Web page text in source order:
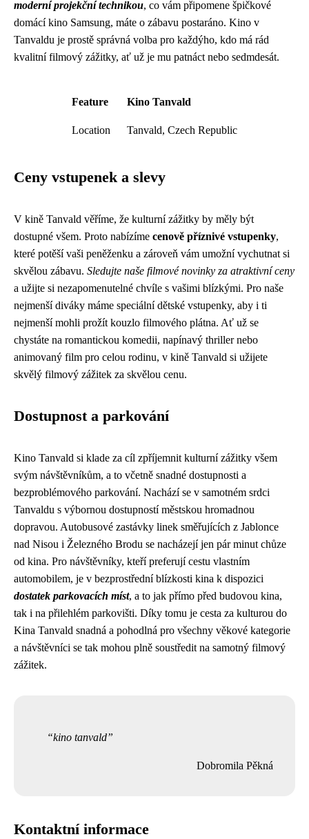
moderní projekční technikou, co vám připomene špičkové
domácí kino Samsung, máte o zábavu postaráno. Kino v
Tanvaldu je prostě správná volba pro každýho, kdo má rád
kvalitní filmový zážitky, ať už je mu patnáct nebo sedmdesát.
Feature Kino Tanvald
Location Tanvald, Czech Republic
Ceny vstupenek a slevy
V kině Tanvald věříme, že kulturní zážitky by měly být
dostupné všem. Proto nabízíme cenově příznivé vstupenky,
které potěší vaši peněženku a zároveň vám umožní vychutnat si
skvělou zábavu. Sledujte naše filmové novinky za atraktivní ceny
a užijte si nezapomenutelné chvíle s vašimi blízkými. Pro naše
nejmenší diváky máme speciální dětské vstupenky, aby i ti
nejmenší mohli prožít kouzlo filmového plátna. Ať už se
chystáte na romantickou komedii, napínavý thriller nebo
animovaný film pro celou rodinu, v kině Tanvald si užijete
skvělý filmový zážitek za skvělou cenu.
Dostupnost a parkování
Kino Tanvald si klade za cíl zpříjemnit kulturní zážitky všem
svým návštěvníkům, a to včetně snadné dostupnosti a
bezproblémového parkování. Nachází se v samotném srdci
Tanvaldu s výbornou dostupností městskou hromadnou
dopravou. Autobusové zastávky linek směřujících z Jablonce
nad Nisou i Železného Brodu se nacházejí jen pár minut chůze
od kina. Pro návštěvníky, kteří preferují cestu vlastním
automobilem, je v bezprostřední blízkosti kina k dispozici
dostatek parkovacích míst, a to jak přímo před budovou kina,
tak i na přilehlém parkovišti. Díky tomu je cesta za kulturou do
Kina Tanvald snadná a pohodlná pro všechny věkové kategorie
a návštěvníci se tak mohou plně soustředit na samotný filmový
zážitek.
kino tanvald
Dobromila Pěkná
Kontaktní informace